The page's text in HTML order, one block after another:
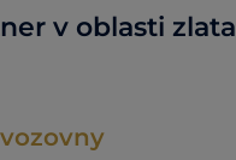
v oblasti zlata